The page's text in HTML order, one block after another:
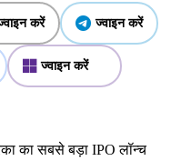
करें ज्वाइन करें
ज्वाइन करें
का सबसे बड़ा IPO लॉन्च